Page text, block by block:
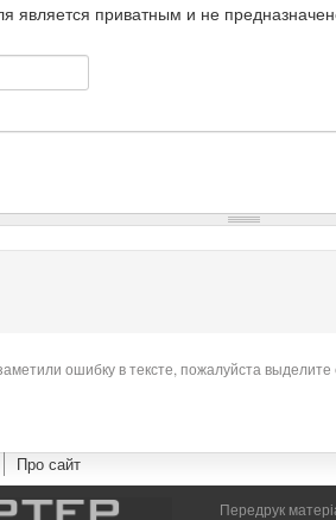
является приватным и не
ошибку в тексте, пожалуйста
Про сайт
Передрук